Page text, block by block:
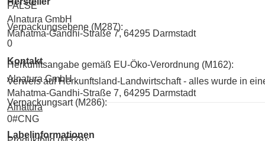
Alnatura GmbH
Mahatma-Gandhi-Straße 7, 64295 Darmstadt
Kontakt
Alnatura GmbH
Mahatma-Gandhi-Straße 7, 64295 Darmstadt
Alnatura
Labelinformationen
FALSE
Verpackungsebene (M287):
0
Herkunftsangabe gemäß EU-Öko-Verordnung (M162):
Verweis auf Herkunftsland-Landwirtschaft - alles wurde in
Verpackungsart (M286):
0#CNG